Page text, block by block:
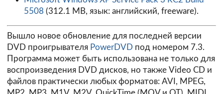
5508 (312.1 MB, язык: английский, freeware).
Вышло новое обновление для последней версии
DVD проигрывателя PowerDVD под номером 7.3.
Программа может быть использована не только для
воспроизведения DVD дисков, но также Video CD и
файлов практически любых форматов: AVI, MPEG,